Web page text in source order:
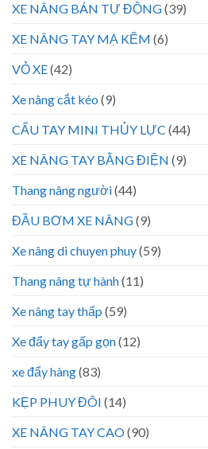
XE NÂNG BÁN TỰ ĐỘNG(39)
XE NÂNG TAY MẠ KẼM (6)
VỎ XE(42)
Xe nâng cắt kéo (9)
CẨU TAY MINI THỦY LỰC (44)
XE NÂNG TAY BẰNG ĐIỆN (9)
Thang nâng người(44)
ĐẦU BƠM XE NÂNG(9)
Xe nâng di chuyen phuy(59)
Thang nâng tự hành(11)
Xe nâng tay thấp (59)
Xe đẩy tay gấp gọn(12)
xe đẩy hàng(83)
KẸP PHUY ĐÔI (14)
XE NÂNG TAY CAO(90)